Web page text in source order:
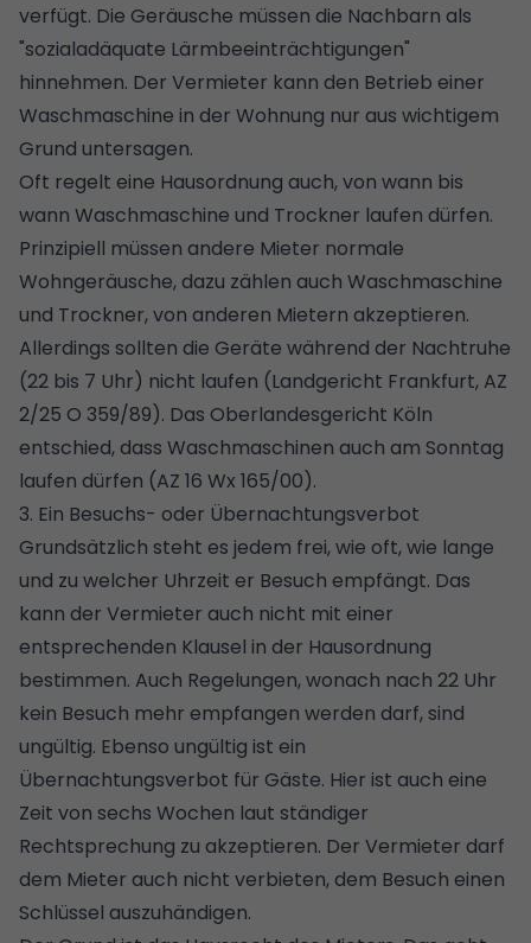
verfügt. Die Geräusche müssen die Nachbarn als
"sozialadäquate Lärmbeeinträchtigungen"
hinnehmen. Der Vermieter kann den Betrieb einer
Waschmaschine in der Wohnung nur aus wichtigem
Grund untersagen.
Oft regelt eine Hausordnung auch, von wann bis
wann Waschmaschine und Trockner laufen dürfen.
Prinzipiell müssen andere Mieter normale
Wohngeräusche, dazu zählen auch Waschmaschine
und Trockner, von anderen Mietern akzeptieren.
Allerdings sollten die Geräte während der Nachtruhe
(22 bis 7 Uhr) nicht laufen (Landgericht Frankfurt, AZ
2/25 O 359/89). Das Oberlandesgericht Köln
entschied, dass Waschmaschinen auch am Sonntag
laufen dürfen (AZ 16 Wx 165/00).
3. Ein Besuchs- oder Übernachtungsverbot
Grundsätzlich steht es jedem frei, wie oft, wie lange
und zu welcher Uhrzeit er Besuch empfängt. Das
kann der Vermieter auch nicht mit einer
entsprechenden Klausel in der Hausordnung
bestimmen. Auch Regelungen, wonach nach 22 Uhr
kein Besuch mehr empfangen werden darf, sind
ungültig. Ebenso ungültig ist ein
Übernachtungsverbot für Gäste. Hier ist auch eine
Zeit von sechs Wochen laut ständiger
Rechtsprechung zu akzeptieren. Der Vermieter darf
dem Mieter auch nicht verbieten, dem Besuch einen
Schlüssel auszuhändigen.